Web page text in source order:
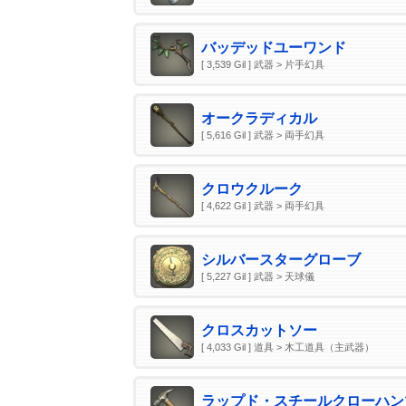
バッデッドユーワンド
[ 3,539 Gil ] 武器 > 片手幻具
オークラディカル
[ 5,616 Gil ] 武器 > 両手幻具
クロウクルーク
[ 4,622 Gil ] 武器 > 両手幻具
シルバースターグローブ
[ 5,227 Gil ] 武器 > 天球儀
クロスカットソー
[ 4,033 Gil ] 道具 > 木工道具（主武器）
ラップド・スチールクローハ